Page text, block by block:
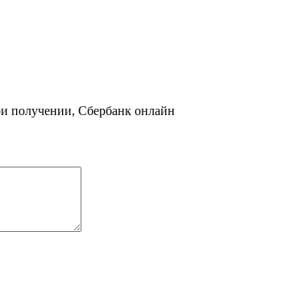
получении, Сбербанк онлайн